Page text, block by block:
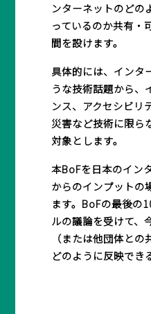
ンターネットのどの
っているのか共有・
間を設けます。
具体的には、インタ
うな技術話題から、
ンス、アクセシビリ
災害など技術に限ら
対象とします。
本BoFを日本のイン
からのインプットの
ます。BoFの最後の
ルの議論を受けて、
（または他団体と
どのように反映でき